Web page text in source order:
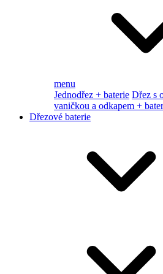
menu
Jednodřez + baterie Dřez s
vaničkou a odkapem +
Dřezové baterie